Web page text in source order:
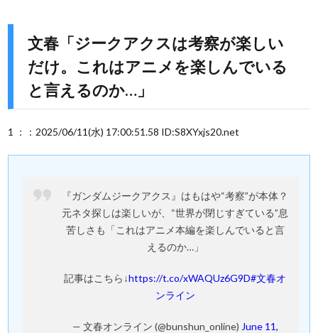
文春「ジークアクスは考察が楽しい
だけ。これはアニメを楽しんでいる
と言えるのか…」
1 ：：2025/06/11(水) 17:00:51.58 ID:S8XYxjs20.net
『ガンダムジークアクス』はもはや“考察”が本体？
元ネタ探しは楽しいが、“世界が閉じすぎている”息
苦しさも「これはアニメ本編を楽しんでいると言
えるのか…」
記事はこちら↓https://t.co/xWAQUz6G9D#文春オ
ンライン
— 文春オンライン (@bunshun_online) June 11,